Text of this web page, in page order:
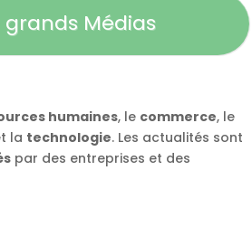
Médias
humaines, le commerce, le
la technologie. Les actualités sont
par des entreprises et des